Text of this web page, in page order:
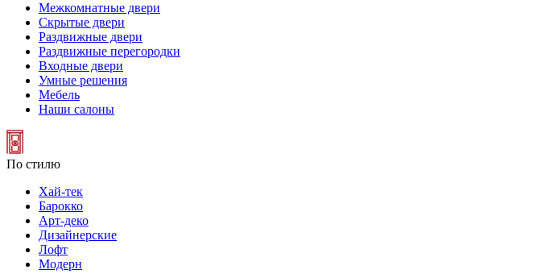
Межкомнатные двери
Скрытые двери
Раздвижные двери
Раздвижные перегородки
Входные двери
Умные решения
Мебель
Наши салоны
По стилю
Хай-тек
Барокко
Арт-деко
Дизайнерские
Лофт
Модерн